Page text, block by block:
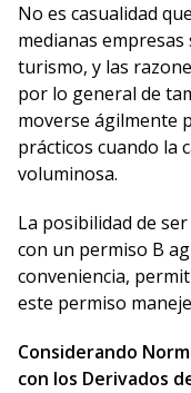
No es casualidad
medianas
turismo, y las
por lo general de
moverse ágilmente
prácticos cuando la
voluminosa.
La posibilidad de
con un permiso B
conveniencia,
este permiso
Considerando
con los Derivados